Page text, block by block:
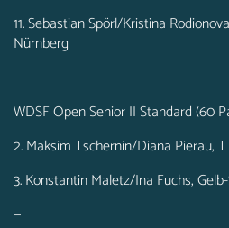
11. Sebastian Spörl/Kristina
Nürnberg
WDSF Open Senior II Standard (60
2. Maksim Tschernin/Diana Pierau,
3. Konstantin Maletz/Ina Fuchs,
—